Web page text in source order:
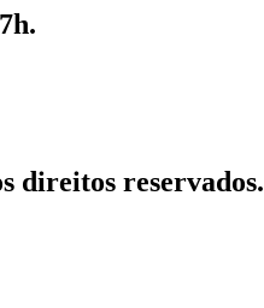
direitos reservados.